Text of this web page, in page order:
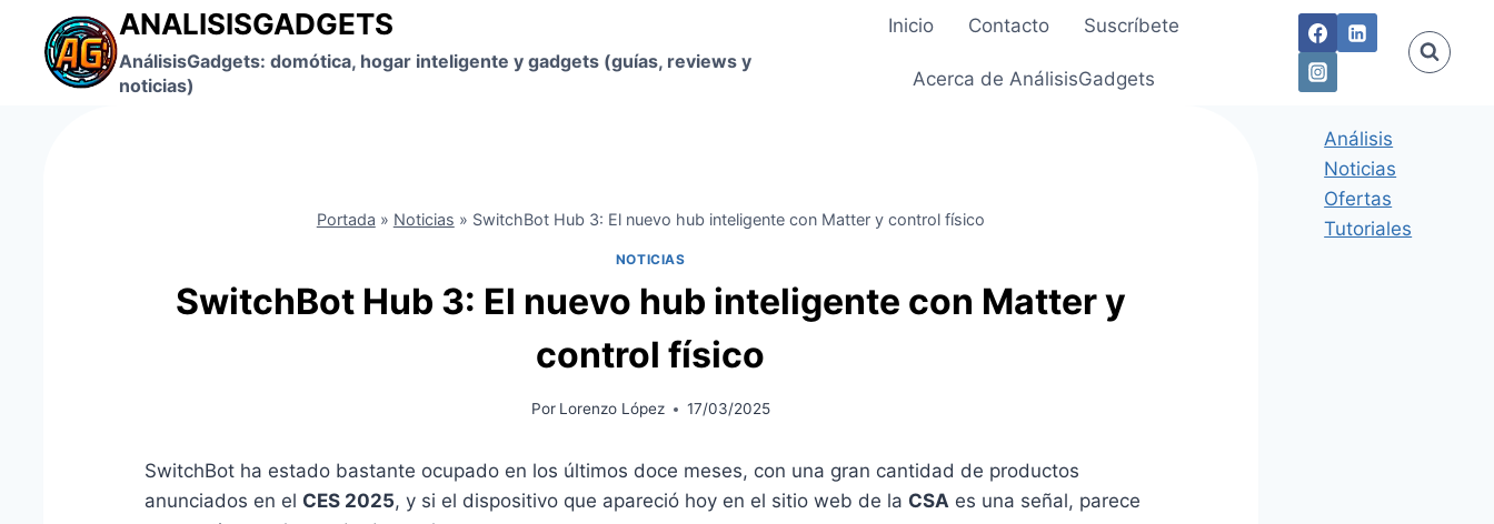
contenido
ANALISISGADGETS
AnálisisGadgets: domótica, hogar inteligente y gadgets (guías, reviews y
noticias)
Inicio Contacto Suscríbete
Acerca de AnálisisGadgets
Portada » Noticias » SwitchBot Hub 3: El nuevo hub inteligente con Matter y control físico
NOTICIAS
SwitchBot Hub 3: El nuevo hub inteligente con Matter y
control físico
Por Lorenzo López 17/03/2025
SwitchBot ha estado bastante ocupado en los últimos doce meses, con una gran cantidad de productos
anunciados en el CES 2025, y si el dispositivo que apareció hoy en el sitio web de la CSA es una señal, parece
Análisis
Noticias
Ofertas
Tutoriales